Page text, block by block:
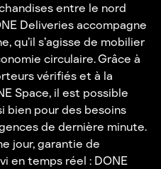
entre le nord
Deliveries accompagne
qu’il s’agisse de mobilier
circulaire. Grâce à
vérifiés et à la
Space, il est possible
bien pour des besoins
de dernière minute.
jour, garantie de
en temps réel : DONE